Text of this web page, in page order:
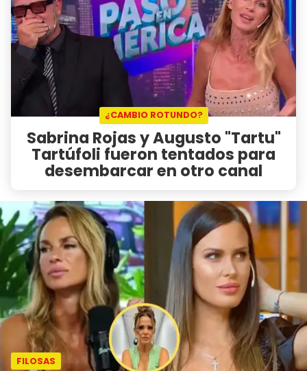
¿CAMBIO ROTUNDO?
Sabrina Rojas y Augusto "Tartu"
Tartúfoli fueron tentados para
desembarcar en otro canal
FILOSAS